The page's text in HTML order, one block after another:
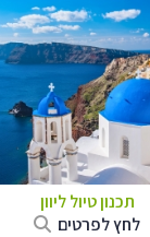
תכנון טיול ליוון
לחץ לפרטים